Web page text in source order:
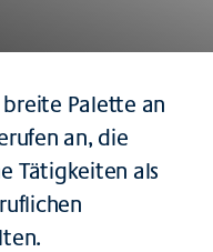
Palette an
an, die
Tätigkeiten als